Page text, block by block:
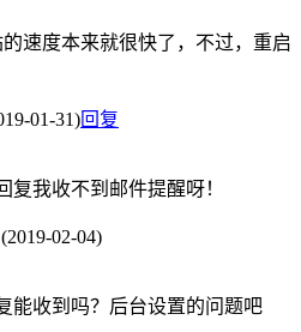
速度本来就很快了，不过，重启
01-31)回复
复我收不到邮件提醒呀！
02-04)
能收到吗？后台设置的问题吧